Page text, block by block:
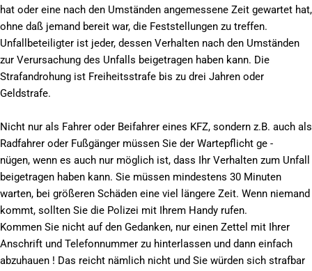
hat oder eine nach den Umständen angemessene Zeit gewartet hat,
ohne daß jemand bereit war, die Feststellungen zu treffen.
Unfallbeteiligter ist jeder, dessen Verhalten nach den Umständen
zur Verursachung des Unfalls beigetragen haben kann. Die
Strafandrohung ist Freiheitsstrafe bis zu drei Jahren oder
Geldstrafe.
Nicht nur als Fahrer oder Beifahrer eines KFZ, sondern z.B. auch als
Radfahrer oder Fußgänger müssen Sie der Wartepflicht ge -
nügen, wenn es auch nur möglich ist, dass Ihr Verhalten zum Unfall
beigetragen haben kann. Sie müssen mindestens 30 Minuten
warten, bei größeren Schäden eine viel längere Zeit. Wenn niemand
kommt, sollten Sie die Polizei mit Ihrem Handy rufen.
Kommen Sie nicht auf den Gedanken, nur einen Zettel mit Ihrer
Anschrift und Telefonnummer zu hinterlassen und dann einfach
abzuhauen ! Das reicht nämlich nicht und Sie würden sich strafbar